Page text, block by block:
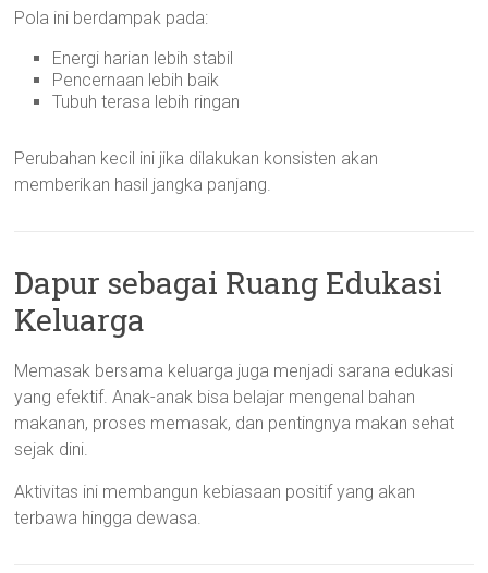
Pola ini berdampak pada:
Energi harian lebih stabil
Pencernaan lebih baik
Tubuh terasa lebih ringan
Perubahan kecil ini jika dilakukan konsisten akan
memberikan hasil jangka panjang.
Dapur sebagai Ruang Edukasi
Keluarga
Memasak bersama keluarga juga menjadi sarana edukasi
yang efektif. Anak-anak bisa belajar mengenal bahan
makanan, proses memasak, dan pentingnya makan sehat
sejak dini.
Aktivitas ini membangun kebiasaan positif yang akan
terbawa hingga dewasa.